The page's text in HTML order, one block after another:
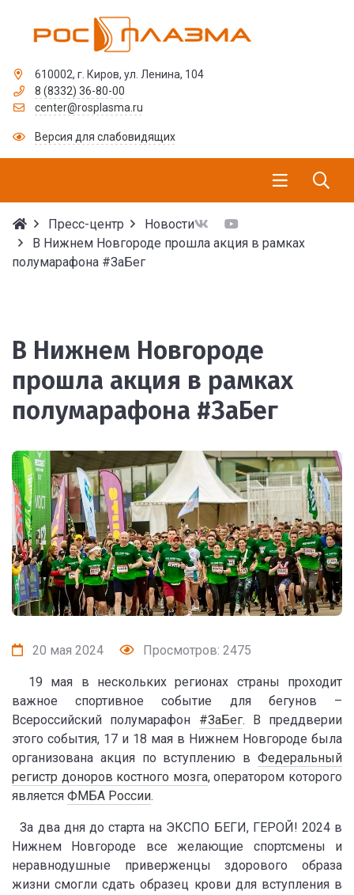
610002, г. Киров, ул. Ленина, 104
8 (8332) 36-80-00
center@rosplasma.ru
Версия для слабовидящих
Пресс-центр
Новости
В Нижнем Новгороде прошла акция в рамках
полумарафона #ЗаБег
В Нижнем Новгороде
прошла акция в рамках
полумарафона #ЗаБег
20 мая 2024 Просмотров: 2475
19 мая в нескольких регионах страны проходит
важное спортивное событие для бегунов –
Всероссийский полумарафон #ЗаБег. В преддверии
этого события, 17 и 18 мая в Нижнем Новгороде была
организована акция по вступлению в Федеральный
регистр доноров костного мозга, оператором которого
является ФМБА России.
За два дня до старта на ЭКСПО БЕГИ, ГЕРОЙ! 2024 в
Нижнем Новгороде все желающие спортсмены и
неравнодушные приверженцы здорового образа
жизни смогли сдать образец крови для вступления в